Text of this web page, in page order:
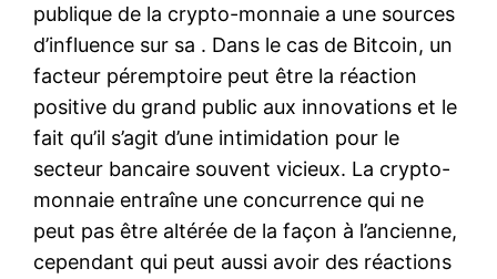
publique de la crypto-monnaie a une sources
d’influence sur sa . Dans le cas de Bitcoin, un
facteur péremptoire peut être la réaction
positive du grand public aux innovations et le
fait qu’il s’agit d’une intimidation pour le
secteur bancaire souvent vicieux. La crypto-
monnaie entraîne une concurrence qui ne
peut pas être altérée de la façon à l’ancienne,
cependant qui peut aussi avoir des réactions